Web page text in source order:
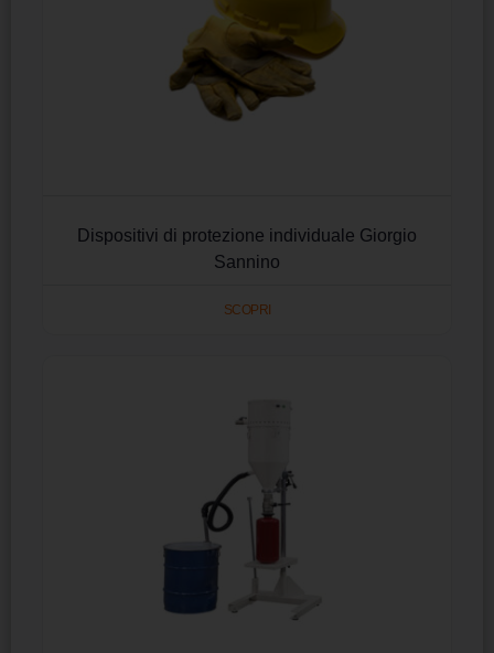
Dispositivi di protezione individuale Giorgio
Sannino
SCOPRI